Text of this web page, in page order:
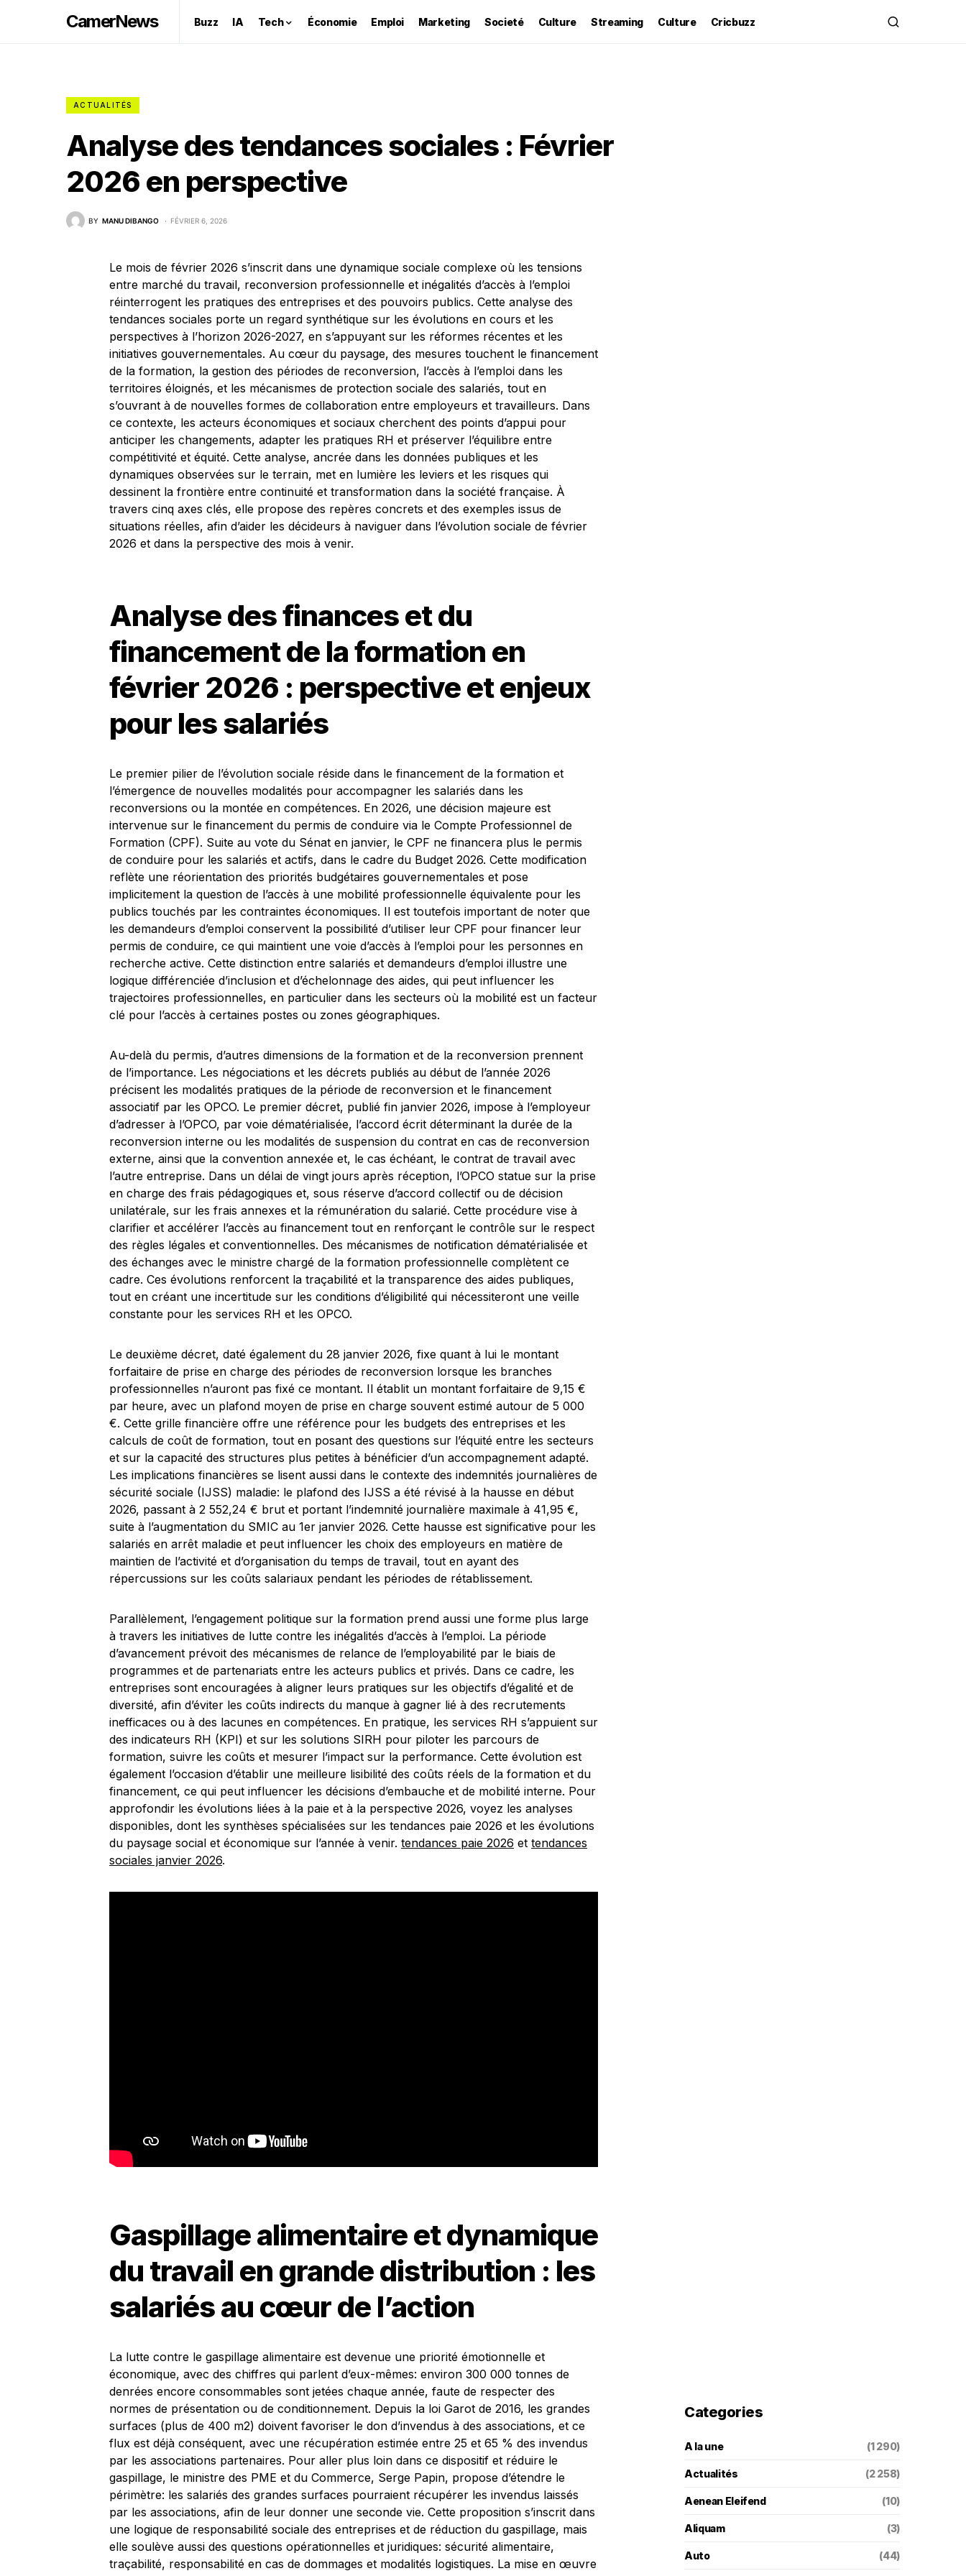
CamerNews Buzz IA Tech Économie Emploi Marketing Societé Culture Streaming Culture Cricbuzz
ACTUALITÉS
Analyse des tendances sociales : Février
2026 en perspective
BY MANU DIBANGO FÉVRIER 6, 2026
Le mois de février 2026 s’inscrit dans une dynamique sociale complexe où les tensions
entre marché du travail, reconversion professionnelle et inégalités d’accès à l’emploi
réinterrogent les pratiques des entreprises et des pouvoirs publics. Cette analyse des
tendances sociales porte un regard synthétique sur les évolutions en cours et les
perspectives à l’horizon 2026-2027, en s’appuyant sur les réformes récentes et les
initiatives gouvernementales. Au cœur du paysage, des mesures touchent le financement
de la formation, la gestion des périodes de reconversion, l’accès à l’emploi dans les
territoires éloignés, et les mécanismes de protection sociale des salariés, tout en
s’ouvrant à de nouvelles formes de collaboration entre employeurs et travailleurs. Dans
ce contexte, les acteurs économiques et sociaux cherchent des points d’appui pour
anticiper les changements, adapter les pratiques RH et préserver l’équilibre entre
compétitivité et équité. Cette analyse, ancrée dans les données publiques et les
dynamiques observées sur le terrain, met en lumière les leviers et les risques qui
dessinent la frontière entre continuité et transformation dans la société française. À
travers cinq axes clés, elle propose des repères concrets et des exemples issus de
situations réelles, afin d’aider les décideurs à naviguer dans l’évolution sociale de février
2026 et dans la perspective des mois à venir.
Analyse des finances et du
financement de la formation en
février 2026 : perspective et enjeux
pour les salariés
Le premier pilier de l’évolution sociale réside dans le financement de la formation et
l’émergence de nouvelles modalités pour accompagner les salariés dans les
reconversions ou la montée en compétences. En 2026, une décision majeure est
intervenue sur le financement du permis de conduire via le Compte Professionnel de
Formation (CPF). Suite au vote du Sénat en janvier, le CPF ne financera plus le permis
de conduire pour les salariés et actifs, dans le cadre du Budget 2026. Cette modification
reflète une réorientation des priorités budgétaires gouvernementales et pose
implicitement la question de l’accès à une mobilité professionnelle équivalente pour les
publics touchés par les contraintes économiques. Il est toutefois important de noter que
les demandeurs d’emploi conservent la possibilité d’utiliser leur CPF pour financer leur
permis de conduire, ce qui maintient une voie d’accès à l’emploi pour les personnes en
recherche active. Cette distinction entre salariés et demandeurs d’emploi illustre une
logique différenciée d’inclusion et d’échelonnage des aides, qui peut influencer les
trajectoires professionnelles, en particulier dans les secteurs où la mobilité est un facteur
clé pour l’accès à certaines postes ou zones géographiques.
Au-delà du permis, d’autres dimensions de la formation et de la reconversion prennent
de l’importance. Les négociations et les décrets publiés au début de l’année 2026
précisent les modalités pratiques de la période de reconversion et le financement
associatif par les OPCO. Le premier décret, publié fin janvier 2026, impose à l’employeur
d’adresser à l’OPCO, par voie dématérialisée, l’accord écrit déterminant la durée de la
reconversion interne ou les modalités de suspension du contrat en cas de reconversion
externe, ainsi que la convention annexée et, le cas échéant, le contrat de travail avec
l’autre entreprise. Dans un délai de vingt jours après réception, l’OPCO statue sur la prise
en charge des frais pédagogiques et, sous réserve d’accord collectif ou de décision
unilatérale, sur les frais annexes et la rémunération du salarié. Cette procédure vise à
clarifier et accélérer l’accès au financement tout en renforçant le contrôle sur le respect
des règles légales et conventionnelles. Des mécanismes de notification dématérialisée et
des échanges avec le ministre chargé de la formation professionnelle complètent ce
cadre. Ces évolutions renforcent la traçabilité et la transparence des aides publiques,
tout en créant une incertitude sur les conditions d’éligibilité qui nécessiteront une veille
constante pour les services RH et les OPCO.
Le deuxième décret, daté également du 28 janvier 2026, fixe quant à lui le montant
forfaitaire de prise en charge des périodes de reconversion lorsque les branches
professionnelles n’auront pas fixé ce montant. Il établit un montant forfaitaire de 9,15 €
par heure, avec un plafond moyen de prise en charge souvent estimé autour de 5 000
€. Cette grille financière offre une référence pour les budgets des entreprises et les
calculs de coût de formation, tout en posant des questions sur l’équité entre les secteurs
et sur la capacité des structures plus petites à bénéficier d’un accompagnement adapté.
Les implications financières se lisent aussi dans le contexte des indemnités journalières de
sécurité sociale (IJSS) maladie: le plafond des IJSS a été révisé à la hausse en début
2026, passant à 2 552,24 € brut et portant l’indemnité journalière maximale à 41,95 €,
suite à l’augmentation du SMIC au 1er janvier 2026. Cette hausse est significative pour les
salariés en arrêt maladie et peut influencer les choix des employeurs en matière de
maintien de l’activité et d’organisation du temps de travail, tout en ayant des
répercussions sur les coûts salariaux pendant les périodes de rétablissement.
Parallèlement, l’engagement politique sur la formation prend aussi une forme plus large
à travers les initiatives de lutte contre les inégalités d’accès à l’emploi. La période
d’avancement prévoit des mécanismes de relance de l’employabilité par le biais de
programmes et de partenariats entre les acteurs publics et privés. Dans ce cadre, les
entreprises sont encouragées à aligner leurs pratiques sur les objectifs d’égalité et de
diversité, afin d’éviter les coûts indirects du manque à gagner lié à des recrutements
inefficaces ou à des lacunes en compétences. En pratique, les services RH s’appuient sur
des indicateurs RH (KPI) et sur les solutions SIRH pour piloter les parcours de
formation, suivre les coûts et mesurer l’impact sur la performance. Cette évolution est
également l’occasion d’établir une meilleure lisibilité des coûts réels de la formation et du
financement, ce qui peut influencer les décisions d’embauche et de mobilité interne. Pour
approfondir les évolutions liées à la paie et à la perspective 2026, voyez les analyses
disponibles, dont les synthèses spécialisées sur les tendances paie 2026 et les évolutions
du paysage social et économique sur l’année à venir. tendances paie 2026 et tendances
sociales janvier 2026.
Gaspillage alimentaire et dynamique
du travail en grande distribution : les
salariés au cœur de l’action
La lutte contre le gaspillage alimentaire est devenue une priorité émotionnelle et
économique, avec des chiffres qui parlent d’eux-mêmes: environ 300 000 tonnes de
denrées encore consommables sont jetées chaque année, faute de respecter des
normes de présentation ou de conditionnement. Depuis la loi Garot de 2016, les grandes
surfaces (plus de 400 m2) doivent favoriser le don d’invendus à des associations, et ce
flux est déjà conséquent, avec une récupération estimée entre 25 et 65 % des invendus
par les associations partenaires. Pour aller plus loin dans ce dispositif et réduire le
gaspillage, le ministre des PME et du Commerce, Serge Papin, propose d’étendre le
périmètre: les salariés des grandes surfaces pourraient récupérer les invendus laissés
par les associations, afin de leur donner une seconde vie. Cette proposition s’inscrit dans
une logique de responsabilité sociale des entreprises et de réduction du gaspillage, mais
elle soulève aussi des questions opérationnelles et juridiques: sécurité alimentaire,
traçabilité, responsabilité en cas de dommages et modalités logistiques. La mise en œuvre
Categories
A la une (1 290)
Actualités (2 258)
Aenean Eleifend (10)
Aliquam (3)
Auto (44)